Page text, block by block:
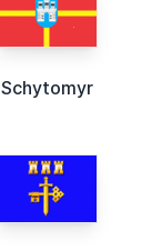
Schytomyr